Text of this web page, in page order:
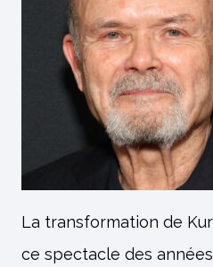
La transformation de
ce spectacle des